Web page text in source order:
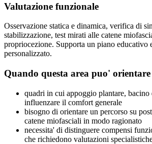
Valutazione funzionale
Osservazione statica e dinamica, verifica di
stabilizzazione, test mirati alle catene
propriocezione. Supporta un piano educativo
personalizzato.
Quando questa area puo'
quadri in cui appoggio plantare, bacino
influenzare il comfort generale
bisogno di orientare un percorso su
catene miofasciali in modo ragionato
necessita' di distinguere compensi
che richiedono valutazioni